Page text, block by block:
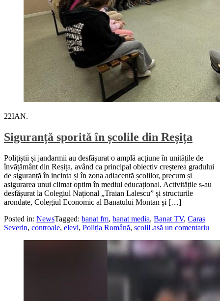
22IAN.
Siguranță sporită în școlile din Reșița
Polițiștii și jandarmii au desfășurat o amplă acțiune în unitățile de
învățământ din Reșița, având ca principal obiectiv creșterea gradului
de siguranță în incinta și în zona adiacentă școlilor, precum și
asigurarea unui climat optim în mediul educațional. Activitățile s-au
desfășurat la Colegiul Național „Traian Lalescu” și structurile
arondate, Colegiul Economic al Banatului Montan și […]
Posted in: NewsTagged: banat fm, banat media, Banat TV, Caras
Severin, controale, elevi, Poliția Română, scoliLasă un comentariu